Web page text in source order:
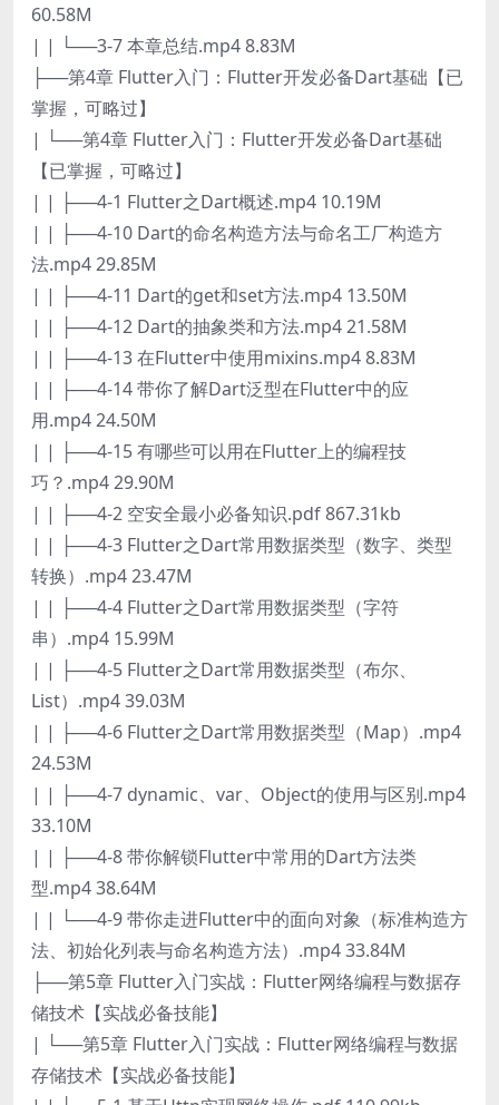
60.58M
| | └──3-7 本章总结.mp4 8.83M
├──第4章 Flutter入门：Flutter开发必备Dart基础【已
掌握，可略过】
| └──第4章 Flutter入门：Flutter开发必备Dart基础
【已掌握，可略过】
| | ├──4-1 Flutter之Dart概述.mp4 10.19M
| | ├──4-10 Dart的命名构造方法与命名工厂构造方
法.mp4 29.85M
| | ├──4-11 Dart的get和set方法.mp4 13.50M
| | ├──4-12 Dart的抽象类和方法.mp4 21.58M
| | ├──4-13 在Flutter中使用mixins.mp4 8.83M
| | ├──4-14 带你了解Dart泛型在Flutter中的应
用.mp4 24.50M
| | ├──4-15 有哪些可以用在Flutter上的编程技
巧？.mp4 29.90M
| | ├──4-2 空安全最小必备知识.pdf 867.31kb
| | ├──4-3 Flutter之Dart常用数据类型（数字、类型
转换）.mp4 23.47M
| | ├──4-4 Flutter之Dart常用数据类型（字符
串）.mp4 15.99M
| | ├──4-5 Flutter之Dart常用数据类型（布尔、
List）.mp4 39.03M
| | ├──4-6 Flutter之Dart常用数据类型（Map）.mp4
24.53M
| | ├──4-7 dynamic、var、Object的使用与区别.mp4
33.10M
| | ├──4-8 带你解锁Flutter中常用的Dart方法类
型.mp4 38.64M
| | └──4-9 带你走进Flutter中的面向对象（标准构造方
法、初始化列表与命名构造方法）.mp4 33.84M
├──第5章 Flutter入门实战：Flutter网络编程与数据存
储技术【实战必备技能】
| └──第5章 Flutter入门实战：Flutter网络编程与数据
存储技术【实战必备技能】